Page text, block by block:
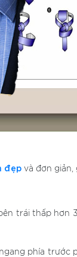
đẹp và đơn giản,
trái thấp
phía